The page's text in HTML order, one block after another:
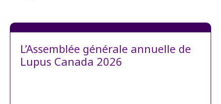
L’Assemblée générale annuelle de
Lupus Canada 2026